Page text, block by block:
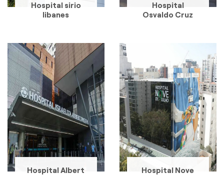
Hospital sirio
libanes
Hospital
Osvaldo Cruz
Hospital Albert
Hospital Nove